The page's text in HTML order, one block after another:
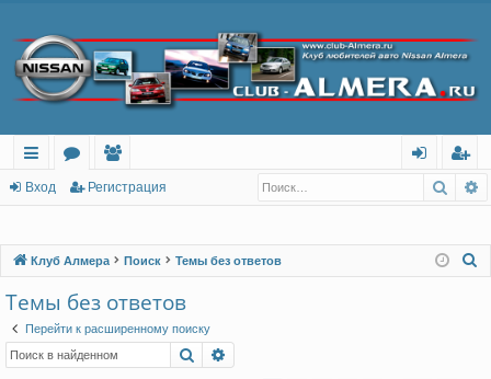
с
лк
о
м
ол
ов
ел
и
ег
тр
Вход Регистрация
Клуб Алмера Поиск Темы без ответов
Темы без ответов
Перейти к расширенному поиску
Поиск